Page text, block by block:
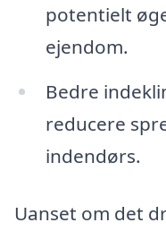
potentielt
ejendom.
Bedre
reducere
indendørs.
Uanset om det